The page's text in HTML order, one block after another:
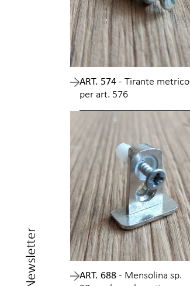
Newsletter
ART. 574 - Tirante metrico
per art. 576
ART. 688 - Mensolina sp.